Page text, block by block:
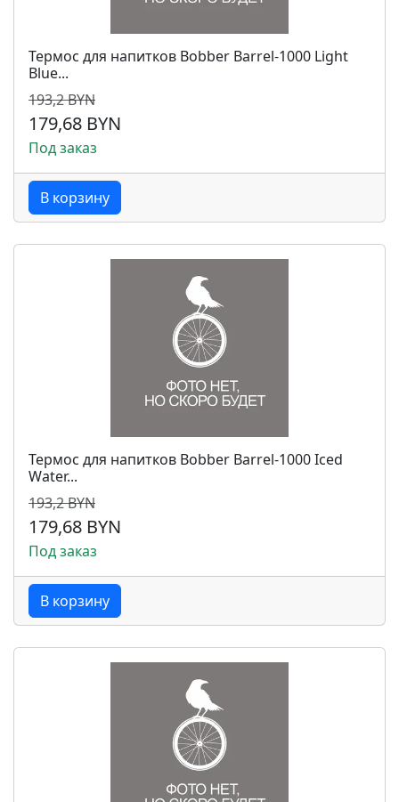
Термос для напитков Bobber Barrel-1000 Light
Blue...
193,2 BYN
179,68 BYN
Под заказ
В корзину
Термос для напитков Bobber Barrel-1000 Iced
Water...
193,2 BYN
179,68 BYN
Под заказ
В корзину